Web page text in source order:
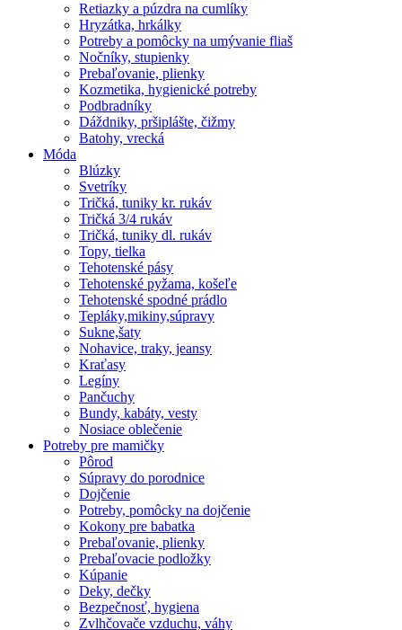
Retiazky a púzdra na cumlíky
Hryzátka, hrkálky
Potreby a pomôcky na umývanie fliaš
Nočníky, stupienky
Prebaľovanie, plienky
Kozmetika, hygienické potreby
Podbradníky
Dáždniky, pršiplášte, čižmy
Batohy, vrecká
Móda
Blúzky
Svetríky
Tričká, tuniky kr. rukáv
Tričká 3/4 rukáv
Tričká, tuniky dl. rukáv
Topy, tielka
Tehotenské pásy
Tehotenské pyžama, košeľe
Tehotenské spodné prádlo
Tepláky,mikiny,súpravy
Sukne,šaty
Nohavice, traky, jeansy
Kraťasy
Legíny
Pančuchy
Bundy, kabáty, vesty
Nosiace oblečenie
Potreby pre mamičky
Pôrod
Súpravy do porodnice
Dojčenie
Potreby, pomôcky na dojčenie
Kokony pre babatka
Prebaľovanie, plienky
Prebaľovacie podložky
Kúpanie
Deky, dečky
Bezpečnosť, hygiena
Zvlhčovače vzduchu, váhy